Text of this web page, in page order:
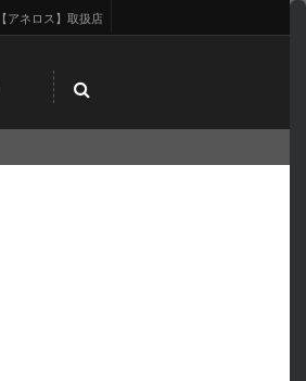
【アネロス】取扱店